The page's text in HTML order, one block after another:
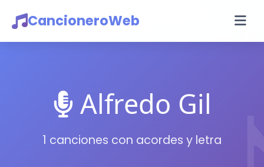
CancioneroWeb
Alfredo Gil
1 canciones con acordes y letra